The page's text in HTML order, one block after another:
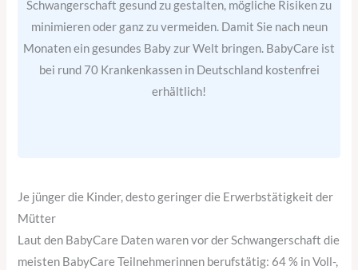
Schwangerschaft gesund zu gestalten, mögliche Risiken zu
minimieren oder ganz zu vermeiden. Damit Sie nach neun
Monaten ein gesundes Baby zur Welt bringen. BabyCare ist
bei rund 70 Krankenkassen in Deutschland kostenfrei
erhältlich!
Je jünger die Kinder, desto geringer die Erwerbstätigkeit der
Mütter
Laut den BabyCare Daten waren vor der Schwangerschaft die
meisten BabyCare Teilnehmerinnen berufstätig: 64 % in Voll-,